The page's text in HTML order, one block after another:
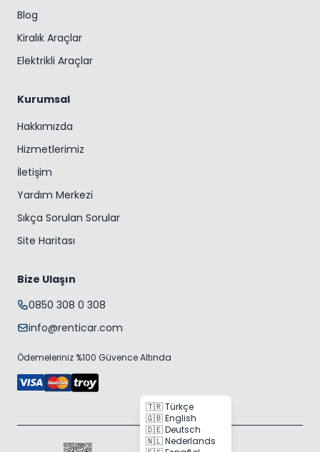
Blog
Kiralık Araçlar
Elektrikli Araçlar
Kurumsal
Hakkımızda
Hizmetlerimiz
İletişim
Yardım Merkezi
Sıkça Sorulan Sorular
Site Haritası
Bize Ulaşın
0850 308 0 308
info@renticar.com
Ödemeleriniz %100 Güvence Altında
🇹🇷 Türkçe
🇬🇧 English
🇩🇪 Deutsch
🇳🇱 Nederlands